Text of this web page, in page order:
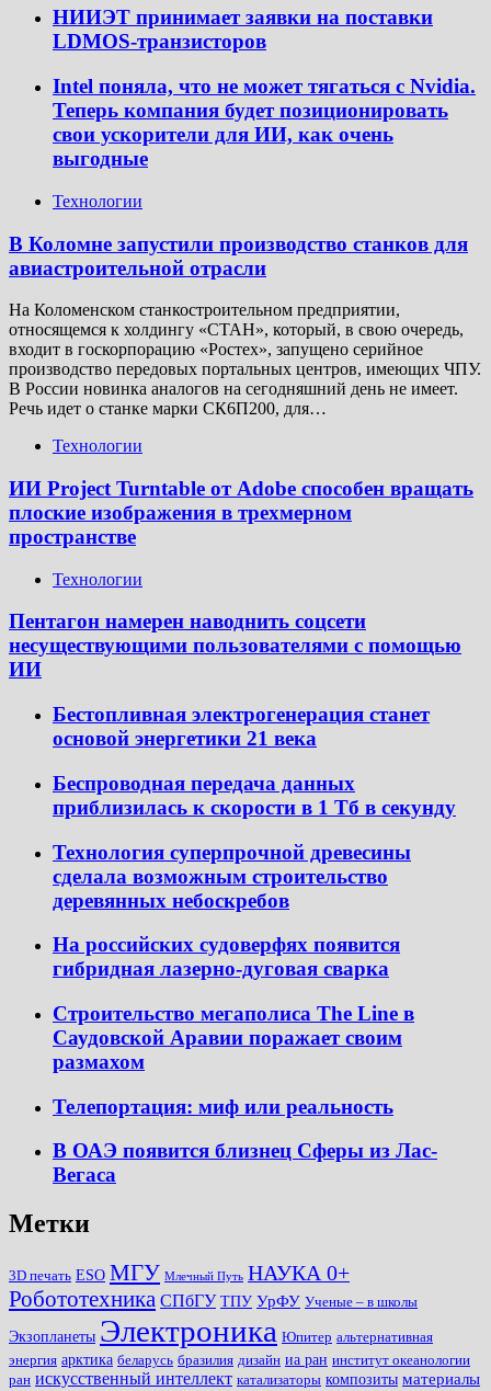
НИИЭТ принимает заявки на поставки
LDMOS-транзисторов
Intel поняла, что не может тягаться с Nvidia.
Теперь компания будет позиционировать
свои ускорители для ИИ, как очень
выгодные
Технологии
В Коломне запустили производство станков для
авиастроительной отрасли
На Коломенском станкостроительном предприятии,
относящемся к холдингу «СТАН», который, в свою очередь,
входит в госкорпорацию «Ростех», запущено серийное
производство передовых портальных центров, имеющих ЧПУ.
В России новинка аналогов на сегодняшний день не имеет.
Речь идет о станке марки СК6П200, для…
Технологии
ИИ Project Turntable от Adobe способен вращать
плоские изображения в трехмерном
пространстве
Технологии
Пентагон намерен наводнить соцсети
несуществующими пользователями с помощью
ИИ
Бестопливная электрогенерация станет
основой энергетики 21 века
Беспроводная передача данных
приблизилась к скорости в 1 Тб в секунду
Технология суперпрочной древесины
сделала возможным строительство
деревянных небоскребов
На российских судоверфях появится
гибридная лазерно-дуговая сварка
Строительство мегаполиса The Line в
Саудовской Аравии поражает своим
размахом
Телепортация: миф или реальность
В ОАЭ появится близнец Сферы из Лас-
Вегаса
Метки
3D печать ESO МГУ Млечный Путь НАУКА 0+
Робототехника СПбГУ ТПУ УрФУ Ученые – в школы
Экзопланеты Электроника Юпитер альтернативная
энергия арктика беларусь бразилия дизайн иа ран институт океанологии
ран искусственный интеллект катализаторы композиты материалы